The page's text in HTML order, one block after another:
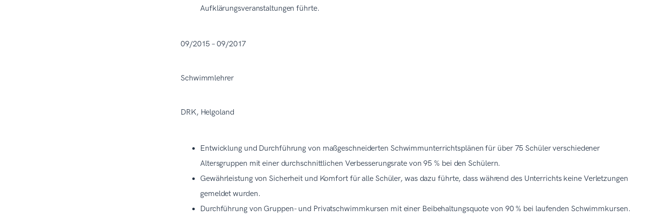
Aufklärungsveranstaltungen führte.
09/2015 – 09/2017
Schwimmlehrer
DRK, Helgoland
Entwicklung und Durchführung von maßgeschneiderten Schwimmunterrichtsplänen für über 75 Schüler verschiedener
Altersgruppen mit einer durchschnittlichen Verbesserungsrate von 95 % bei den Schülern.
Gewährleistung von Sicherheit und Komfort für alle Schüler, was dazu führte, dass während des Unterrichts keine Verletzungen
gemeldet wurden.
Durchführung von Gruppen- und Privatschwimmkursen mit einer Beibehaltungsquote von 90 % bei laufenden Schwimmkursen.